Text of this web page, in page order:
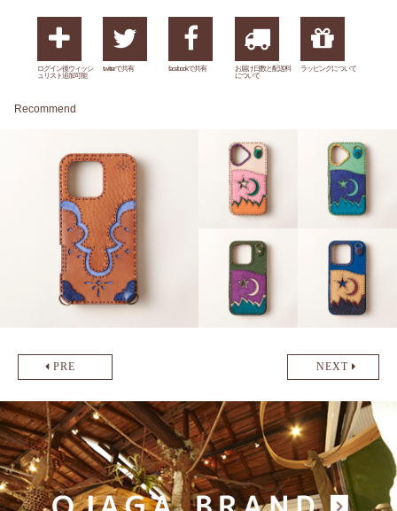
ログイン後ウィッシ
ュリスト追加可能
twitterで共有 facebookで共有
お届け日数と配送料
について
ラッピングについて
Recommend